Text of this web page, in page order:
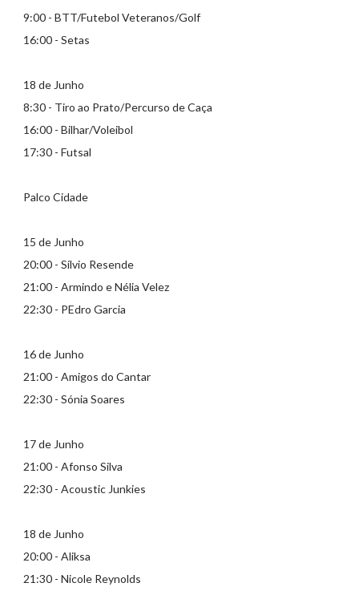
9:00 - BTT/Futebol Veteranos/Golf
16:00 - Setas
18 de Junho
8:30 - Tiro ao Prato/Percurso de Caça
16:00 - Bilhar/Voleibol
17:30 - Futsal
Palco Cidade
15 de Junho
20:00 - Sílvio Resende
21:00 - Armindo e Nélia Velez
22:30 - PEdro Garcia
16 de Junho
21:00 - Amigos do Cantar
22:30 - Sónia Soares
17 de Junho
21:00 - Afonso Silva
22:30 - Acoustic Junkies
18 de Junho
20:00 - Aliksa
21:30 - Nicole Reynolds